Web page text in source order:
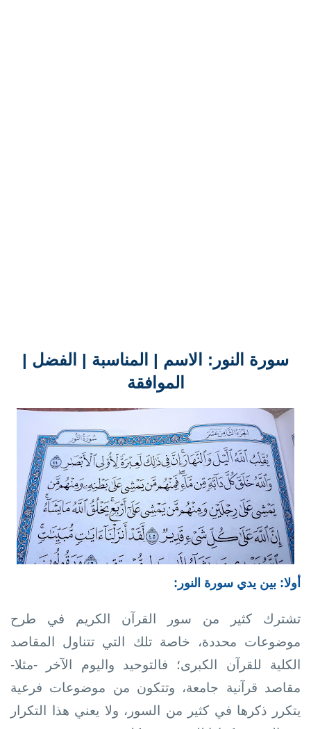
سورة النور: الاسم | المناسبة | الفضل |
الموافقة
أولا: بين يدي سورة النور:
تشترك كثير من سور القرآن الكريم في طرح
موضوعات محددة، خاصة تلك التي تتناول المقاصد
الكلية للقرآن الكبرى؛ فالتوحيد واليوم الآخر -مثلا-
مقاصد قرآنية جامعة، وتتكون من موضوعات فرعية
يتكرر ذكرها في كثير من السور، ولا يعني هذا التكرار